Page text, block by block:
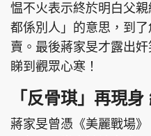
愠不火表示終於明白父
都係別人」的意思，到
賣。最後蔣家旻才露出
睇到觀眾心寒！
「反骨琪」再現
蔣家旻曾憑《美麗戰場